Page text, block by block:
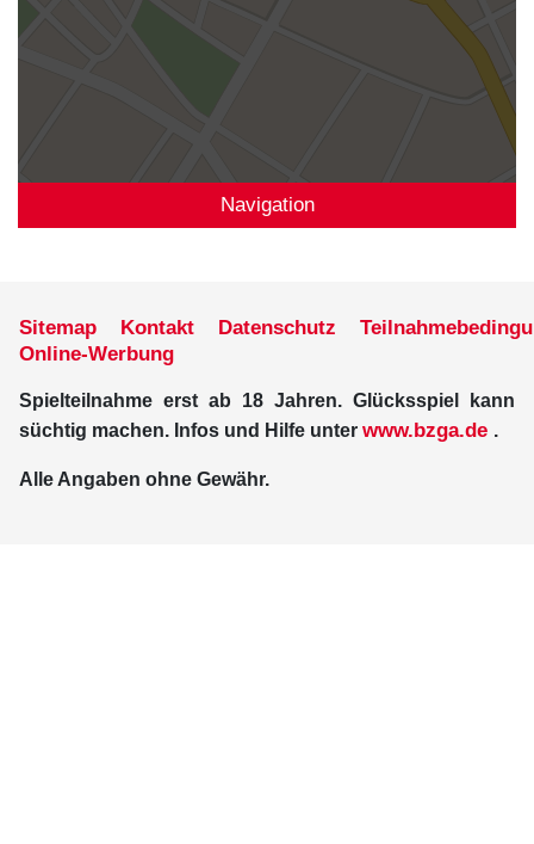
Navigation
Sitemap Kontakt Datenschutz
Online-Werbung
Spielteilnahme erst ab 18 Jahren. Glücksspiel kann
süchtig machen. Infos und Hilfe unter www.bzga.de .
Alle Angaben ohne Gewähr.